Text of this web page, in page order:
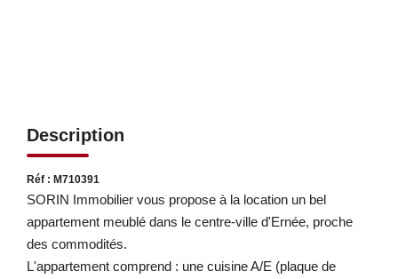
Description
Réf : M710391
SORIN Immobilier vous propose à la location un bel
appartement meublé dans le centre-ville d'Ernée, proche
des commodités.
L'appartement comprend : une cuisine A/E (plaque de